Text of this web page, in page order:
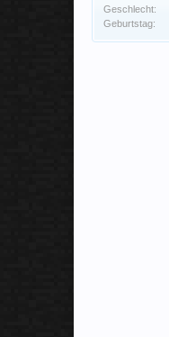
Geschlecht:
Geburtstag: